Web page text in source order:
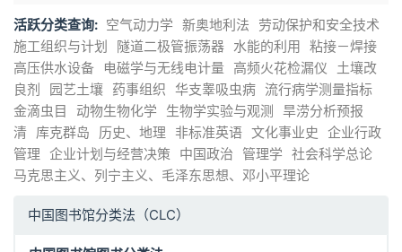
活跃分类查询: 空气动力学 新奥地利法
劳动保护和安全技术
施工组织与计划
隧道二极管振荡器 水能的利用 粘接－焊接
高压供水设备
电磁学与无线电计量 高频火花检漏仪
土壤改
良剂
园艺土壤 药事组织 华支睾吸虫病 流行病学测量指标
金滴虫目
动物生物化学 生物学实验与观测 旱涝分析预报
清 库克群岛 历史、地理 非标准英语 文化事业史 企业行政
管理 企业计划与经营决策 中国政治 管理学 社会科学总论
马克思主义、列宁主义、毛泽东思想、邓小平理论
中国图书馆分类法（CLC）